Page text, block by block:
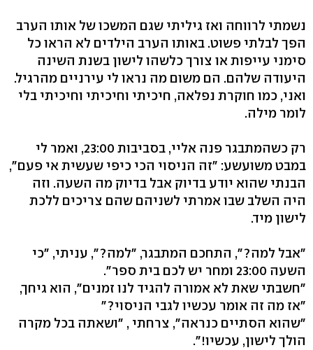
נשמתי לרווחה ואז גיליתי שגם המשכו של אותו הערב
הפך לבלתי פשוט. באותו הערב הילדים לא הראו כל
סימני עייפות או צורך כלשהו לישון בשנת השינה
היעודה שלהם. הם משום מה נראו לי עירניים מהרגיל.
ואני, כמו חוקרת נפלאה, חיכיתי וחיכיתי וחיכיתי בלי
לומר מילה.
רק כשהמתבגר פנה אליי, בסביבות 23:00, ואמר לי
במבט משועשע: "זה הניסוי הכי כיפי שעשית אי פעם",
הבנתי שהוא יודע בדיוק אבל בדיוק מה השעה. וזה
היה השלב שבו אמרתי לשניהם שהם צריכים ללכת
לישון מיד.
"אבל למה?", התחכם המתבגר, "למה?", עניתי, "כי
השעה 23:00 ומחר יש לכם בית ספר".
"חשבתי שאת לא אמורה להגיד לנו זמנים", הוא גיחך,
"אז מה זה אומר עכשיו לגבי הניסוי?"
"שהוא הסתיים כנראה", צרחתי , "ושאתה בכל מקרה
הולך לישון, עכשיו!".